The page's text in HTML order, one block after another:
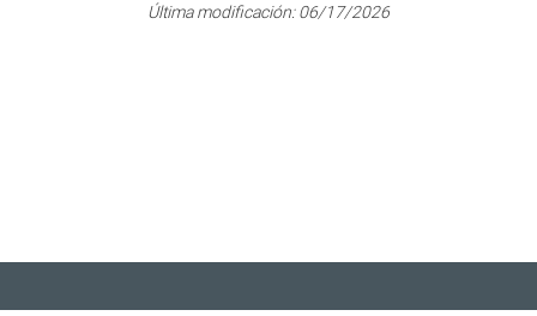
Última modificación:06/17/2026